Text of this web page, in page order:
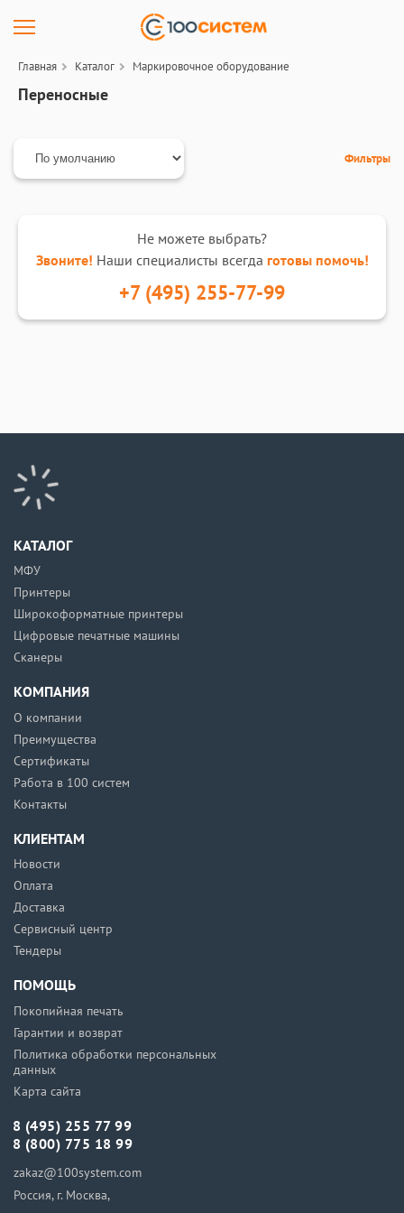
Главная Каталог Маркировочное оборудование
Переносные
Фильтры
Не можете выбрать?
Звоните! Наши специалисты всегда готовы помочь!
+7 (495) 255-77-99
КАТАЛОГ
МФУ
Принтеры
Широкоформатные принтеры
Цифровые печатные машины
Сканеры
КОМПАНИЯ
О компании
Преимущества
Сертификаты
Работа в 100 систем
Контакты
КЛИЕНТАМ
Новости
Оплата
Доставка
Сервисный центр
Тендеры
ПОМОЩЬ
Покопийная печать
Гарантии и возврат
Политика обработки персональных
данных
Карта сайта
8 (495) 255 77 99
8 (800) 775 18 99
zakaz@100system.com
Россия, г. Москва,